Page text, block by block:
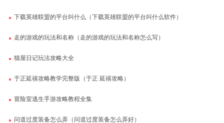
下载英雄联盟的平台叫什么（下载英雄联盟的平台叫什么软件）
走的游戏的玩法和名称（走的游戏的玩法和名称怎么写）
猫屋日记玩法攻略大全
于正延禧攻略教学完整版（于正 延禧攻略）
冒险室逃生手游攻略教程全集
问道过度装备怎么弄（问道过度装备怎么弄好）